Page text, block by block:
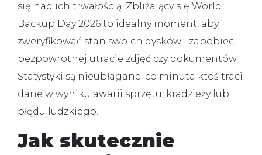
się nad ich trwałością. Zbliżający się World
Backup Day 2026 to idealny moment, aby
zweryfikować stan swoich dysków i zapobiec
bezpowrotnej utracie zdjęć czy dokumentów.
Statystyki są nieubłagane: co minuta ktoś traci
dane w wyniku awarii sprzętu, kradzieży lub
błędu ludzkiego.
Jak skutecznie